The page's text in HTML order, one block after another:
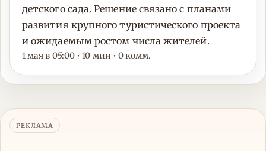
детского сада. Решение связано с планами
развития крупного туристического проекта
и ожидаемым ростом числа жителей.
1 мая в 05:00 • 10 мин • 0 комм.
РЕКЛАМА